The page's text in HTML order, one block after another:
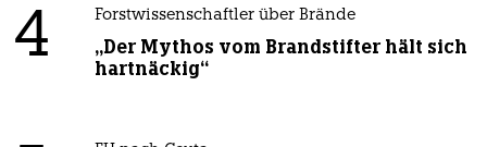
4 Forstwissenschaftler über Brände
„Der Mythos vom Brandstifter hält sich
hartnäckig“